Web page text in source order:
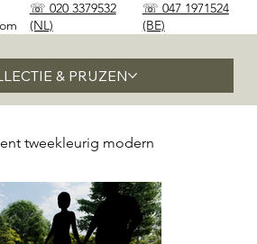
& PRIJZEN
☏ 020 3379532
(NL)
☏ 047 1971524
(BE)
tweekleurig modern